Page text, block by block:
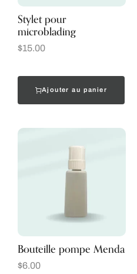
Stylet pour
microblading
$15.00
Ajouter au panier
Bouteille pompe Menda
$6.00